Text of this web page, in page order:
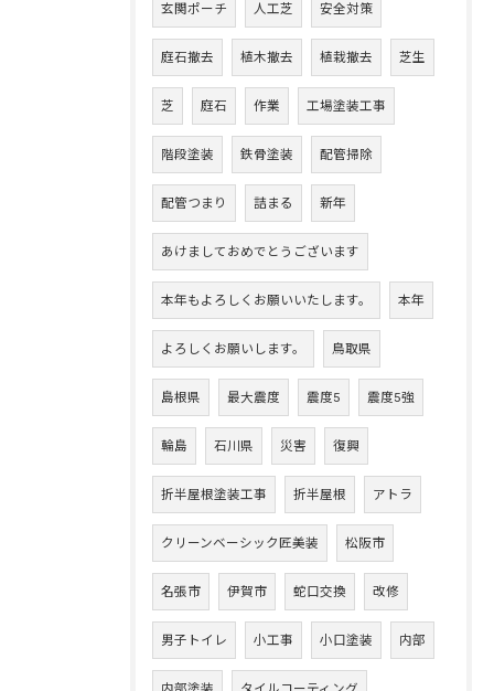
玄関ポーチ 人工芝 安全対策
庭石撤去 植木撤去 植栽撤去 芝生
芝 庭石 作業 工場塗装工事
階段塗装 鉄骨塗装 配管掃除
配管つまり 詰まる 新年
あけましておめでとうございます
本年もよろしくお願いいたします。 本年
よろしくお願いします。 鳥取県
島根県 最大震度 震度5 震度5強
輪島 石川県 災害 復興
折半屋根塗装工事 折半屋根 アトラ
クリーンベーシック匠美装 松阪市
名張市 伊賀市 蛇口交換 改修
男子トイレ 小工事 小口塗装 内部